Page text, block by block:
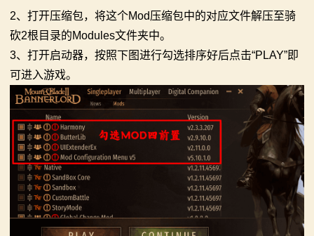
2、打开压缩包，将这个Mod压缩包中的对应文件解压至骑
砍2根目录的Modules文件夹中。
3、打开启动器，按照下图进行勾选排序好后点击“PLAY”即
可进入游戏。